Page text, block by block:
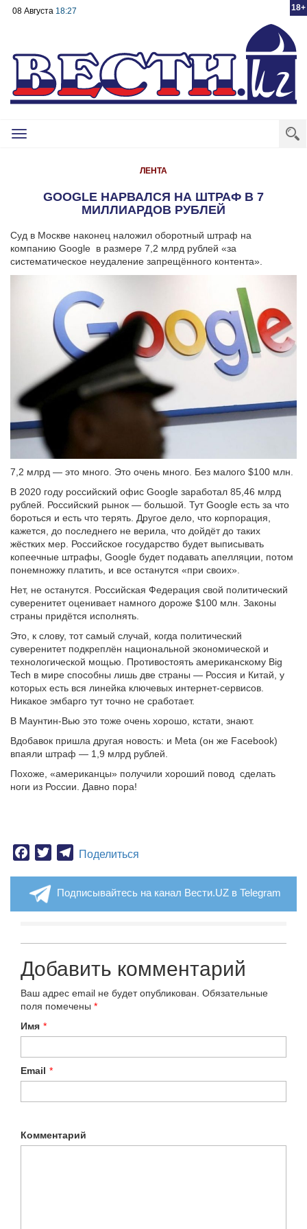
18+
08 Августа 18:27
Toggle
ЛЕНТА
GOOGLE НАРВАЛСЯ НА ШТРАФ В 7
МИЛЛИАРДОВ РУБЛЕЙ
Суд в Москве наконец наложил оборотный штраф на
компанию Google в размере 7,2 млрд рублей «за
систематическое неудаление запрещённого контента».
7,2 млрд — это много. Это очень много. Без малого $100 млн.
В 2020 году российский офис Google заработал 85,46 млрд
рублей. Российский рынок — большой. Тут Google есть за что
бороться и есть что терять. Другое дело, что корпорация,
кажется, до последнего не верила, что дойдёт до таких
жёстких мер. Российское государство будет выписывать
копеечные штрафы, Google будет подавать апелляции, потом
понемножку платить, и все останутся «при своих».
Нет, не останутся. Российская Федерация свой политический
суверенитет оценивает намного дороже $100 млн. Законы
страны придётся исполнять.
Это, к слову, тот самый случай, когда политический
суверенитет подкреплён национальной экономической и
технологической мощью. Противостоять американскому Big
Tech в мире способны лишь две страны — Россия и Китай, у
которых есть вся линейка ключевых интернет-сервисов.
Никакое эмбарго тут точно не сработает.
В Маунтин-Вью это тоже очень хорошо, кстати, знают.
Вдобавок пришла другая новость: и Meta (он же Facebook)
впаяли штраф — 1,9 млрд рублей.
Похоже, «американцы» получили хороший повод сделать
ноги из России. Давно пора!
Facebook
TwitterTelegram
Поделиться
Подписывайтесь на канал Вести.UZ в Telegram
Добавить комментарий
Ваш адрес email не будет опубликован. Обязательные
поля помечены *
Имя *
Email *
Комментарий